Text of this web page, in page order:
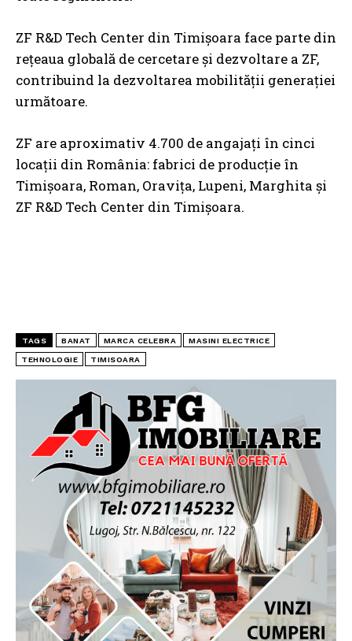
ZF R&D Tech Center din Timișoara face parte din
rețeaua globală de cercetare și dezvoltare a ZF,
contribuind la dezvoltarea mobilității generației
următoare.
ZF are aproximativ 4.700 de angajați în cinci
locații din România: fabrici de producție în
Timișoara, Roman, Oravița, Lupeni, Marghita și
ZF R&D Tech Center din Timișoara.
TAGS BANAT MARCA CELEBRA MASINI ELECTRICE
TEHNOLOGIE TIMISOARA